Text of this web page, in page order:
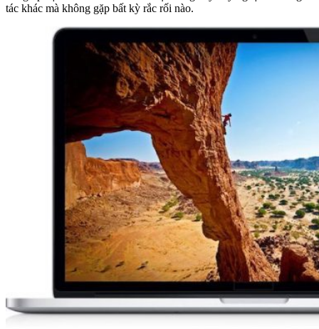
tác khác mà không gặp bất kỳ rắc rối nào.